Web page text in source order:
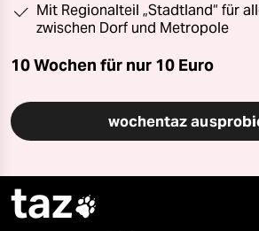
Mit Regionalteil „Stadtland“ für
zwischen Dorf und Metropole
10 Wochen für nur 10 Euro
wochentaz
taz